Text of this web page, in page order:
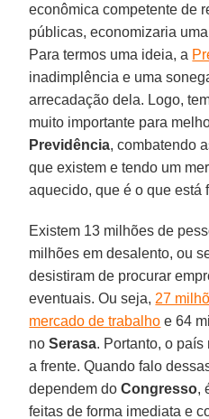
econômica competente de
públicas, economizaria
Para termos uma ideia, a
inadimplência e uma
arrecadação dela. Logo,
muito importante para
Previdência, combatendo
que existem e tendo um
aquecido, que é o que está
Existem 13 milhões de
milhões em desalento, ou
desistiram de procurar
eventuais. Ou seja, 27
mercado de trabalho e 64
noSerasa. Portanto, o
a frente. Quando falo
dependem doCongresso,
feitas de forma imediata e